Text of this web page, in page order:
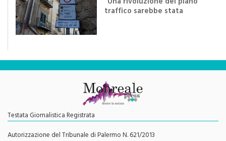
diRedazione
"Una rivoluzione del piano
Testata Giornalistica Registrata